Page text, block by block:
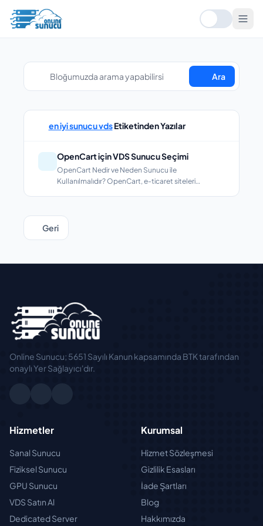
Ara
en iyi sunucu vdsEtiketinden Yazılar
OpenCart için VDS Sunucu Seçimi
OpenCart Nedir ve Neden Sunucu ile
Kullanılmalıdır? OpenCart, e-ticaret siteleri
Geri
Online Sunucu; 5651 Sayılı Kanun kapsamında BTK tarafından
onaylı Yer Sağlayıcı'dır.
Hizmetler
Sanal Sunucu
Fiziksel Sunucu
GPU Sunucu
VDS Satın Al
Dedicated Server
Kurumsal
Hizmet Sözleşmesi
Gizlilik Esasları
İade Şartları
Blog
Hakkımızda